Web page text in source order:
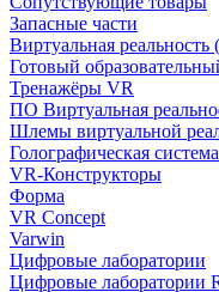
Запасные части
Виртуальная реальность
Готовый
Тренажёры VR
ПО Виртуальная
Шлемы виртуальной
Голографическая
VR-Конструкторы
Форма
VR Concept
Varwin
Цифровые лаборатории
Цифровые лаборатории